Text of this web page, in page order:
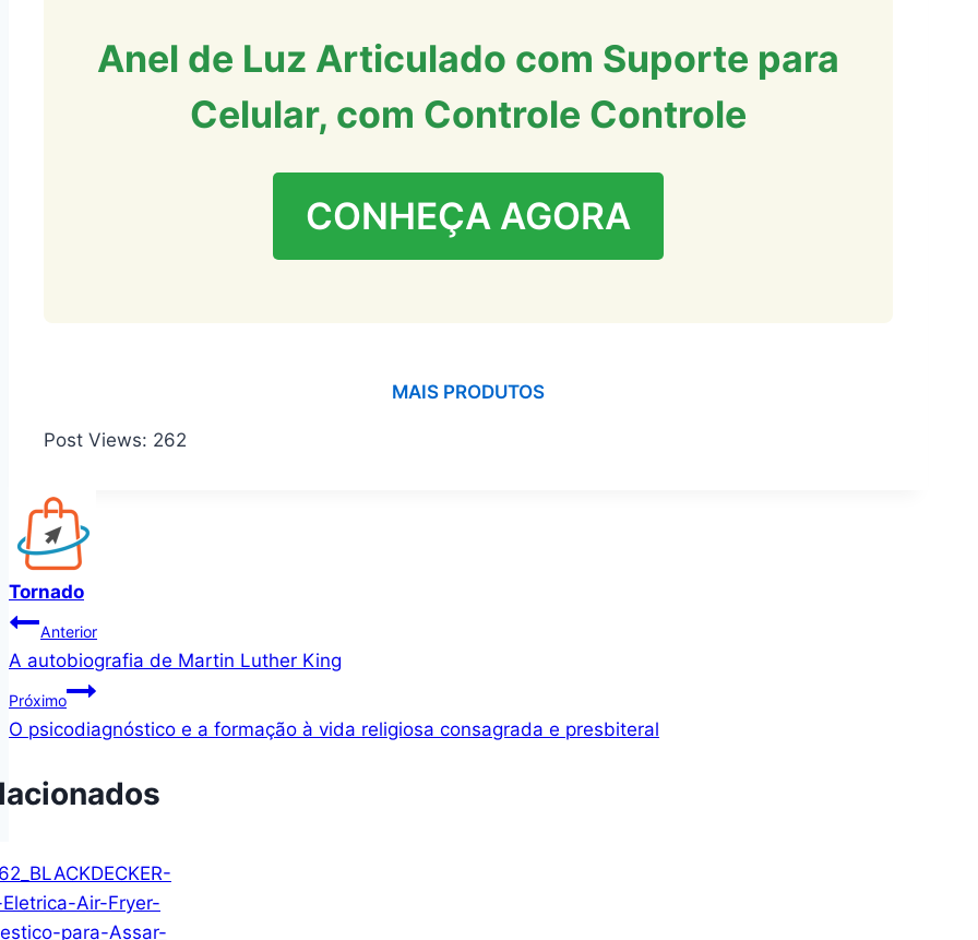
Anel de Luz Articulado com Suporte para
Celular, com Controle Controle
CONHEÇA AGORA
MAIS PRODUTOS
Post Views: 262
Tornado
Navegação
de
Post
Anterior
A autobiografia de Martin Luther King
Próximo
O psicodiagnóstico e a formação à vida religiosa consagrada e presbiteral